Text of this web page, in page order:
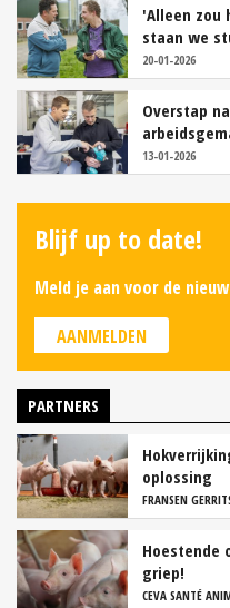
'Alleen zou
staan we
20-01-2026
Overstap
13-01-2026
Blijf up to date!
Meld je aan voor de
AANMELDEN
PARTNERS
oplossing
FRANSEN
Hoestende
griep!
CEVA SANTÉ